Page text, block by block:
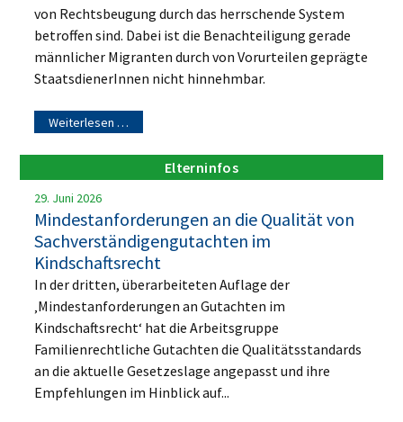
von Rechtsbeugung durch das herrschende System
betroffen sind. Dabei ist die Benachteiligung gerade
männlicher Migranten durch von Vorurteilen geprägte
StaatsdienerInnen nicht hinnehmbar.
Weiterlesen …
Elterninfos
29. Juni 2026
Mindestanforderungen an die Qualität von
Sachverständigengutachten im
Kindschaftsrecht
In der dritten, überarbeiteten Auflage der
‚Mindestanforderungen an Gutachten im
Kindschaftsrecht‘ hat die Arbeitsgruppe
Familienrechtliche Gutachten die Qualitätsstandards
an die aktuelle Gesetzeslage angepasst und ihre
Empfehlungen im Hinblick auf...